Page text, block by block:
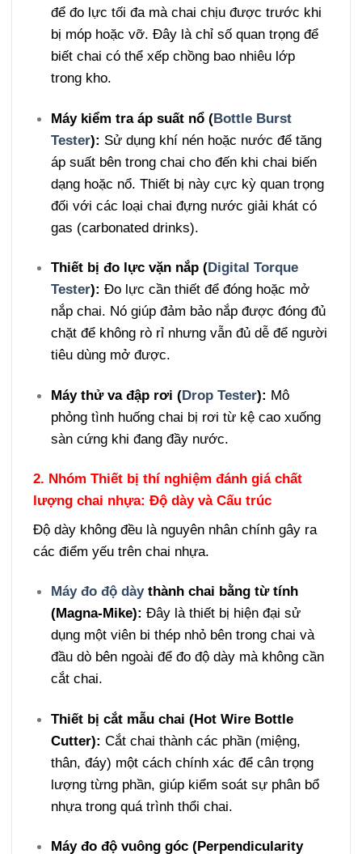
để đo lực tối đa mà chai chịu được trước khi
bị móp hoặc vỡ. Đây là chỉ số quan trọng để
biết chai có thể xếp chồng bao nhiêu lớp
trong kho.
Máy kiểm tra áp suất nổ (Bottle Burst
Tester): Sử dụng khí nén hoặc nước để tăng
áp suất bên trong chai cho đến khi chai biến
dạng hoặc nổ. Thiết bị này cực kỳ quan trọng
đối với các loại chai đựng nước giải khát có
gas (carbonated drinks).
Thiết bị đo lực vặn nắp (Digital Torque
Tester): Đo lực cần thiết để đóng hoặc mở
nắp chai. Nó giúp đảm bảo nắp được đóng đủ
chặt để không rò rỉ nhưng vẫn đủ dễ để người
tiêu dùng mở được.
Máy thử va đập rơi (Drop Tester): Mô
phỏng tình huống chai bị rơi từ kệ cao xuống
sàn cứng khi đang đầy nước.
2. Nhóm Thiết bị thí nghiệm đánh giá chất
lượng chai nhựa: Độ dày và Cấu trúc
Độ dày không đều là nguyên nhân chính gây ra
các điểm yếu trên chai nhựa.
Máy đo độ dàythành chai bằng từ tính
(Magna-Mike): Đây là thiết bị hiện đại sử
dụng một viên bi thép nhỏ bên trong chai và
đầu dò bên ngoài để đo độ dày mà không cần
cắt chai.
Thiết bị cắt mẫu chai (Hot Wire Bottle
Cutter): Cắt chai thành các phần (miệng,
thân, đáy) một cách chính xác để cân trọng
lượng từng phần, giúp kiểm soát sự phân bổ
nhựa trong quá trình thổi chai.
Máy đo độ vuông góc (Perpendicularity